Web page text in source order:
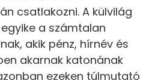
csatlakozni. A külvilág
a számtalan
akik pénz, hírnév és
akarnak katonának
ezeken túlmutató